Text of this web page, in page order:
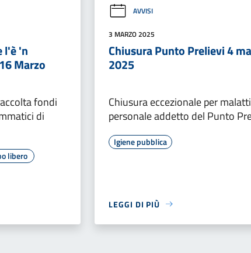
l'è 'n
Marzo
fondi
di
libero
AVVISI
3 MARZO 2025
Chiusura Punto Prelievi 4
2025
Chiusura eccezionale per
personale addetto del Punto
Igiene pubblica
LEGGI DI PIÙ